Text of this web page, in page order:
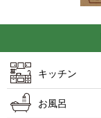
キッチン
お風呂